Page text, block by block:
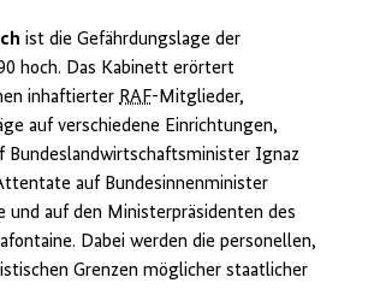
ist die Gefährdungslage der
hoch. Das Kabinett erörtert
inhaftierter RAF-Mitglieder,
auf verschiedene Einrichtungen,
Bundeslandwirtschaftsminister Ignaz
auf Bundesinnenminister
und auf den Ministerpräsidenten des
Dabei werden die personellen,
Grenzen möglicher staatlicher